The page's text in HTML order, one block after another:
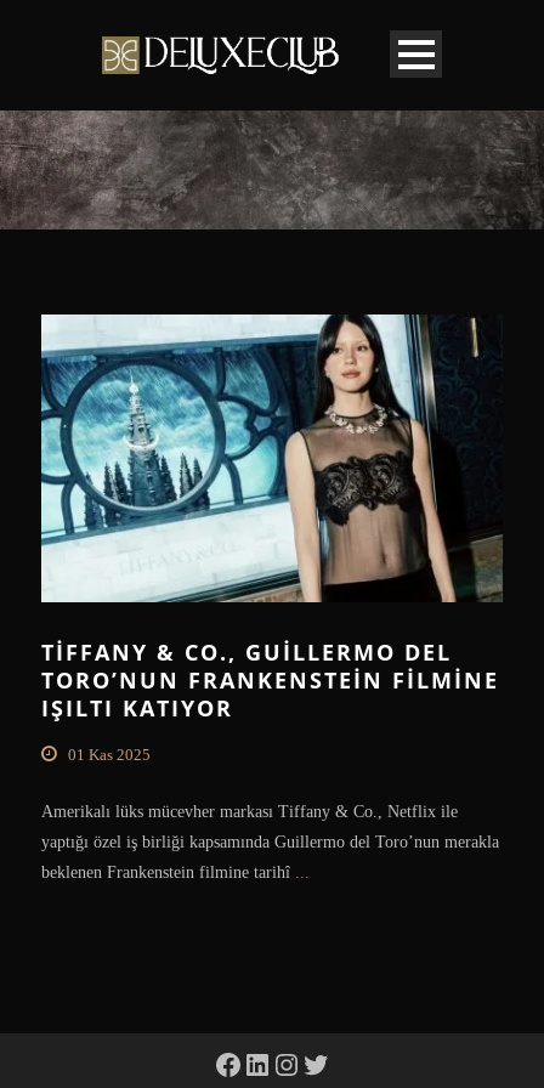
TIFFANY & CO., GUILLERMO DEL
TORO’NUN FRANKENSTEIN FILMINE
IŞILTI KATIYOR
01 Kas 2025
Amerikalı lüks mücevher markası Tiffany & Co., Netflix ile
yaptığı özel iş birliği kapsamında Guillermo del Toro’nun merakla
beklenen Frankenstein filmine tarihî ...
Facebook
LinkedIn
Instagram
Twitter